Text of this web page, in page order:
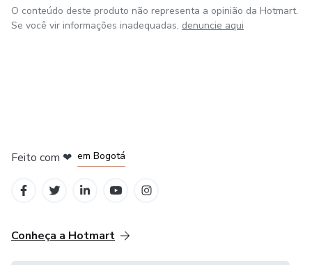
O conteúdo deste produto não representa a opinião da Hotmart.
Se você vir informações inadequadas, denuncie aqui
Feito com ❤ em Bogotá
Conheça a Hotmart